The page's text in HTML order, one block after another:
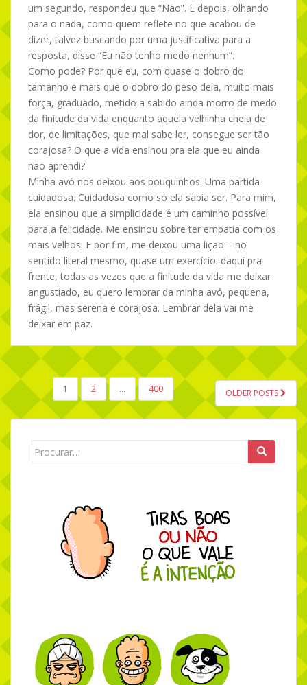
um segundo, respondeu que “Não”. E depois, olhando
para o nada, como quem reflete no que acabou de
dizer, talvez buscando por uma justificativa para a
resposta, disse “Eu não tenho medo nenhum”.
Como pode? Por que eu, com quase o dobro do
tamanho e mais que o dobro do peso dela, muito mais
força, graduado, metido a sabido ainda morro de medo
da finitude da vida enquanto aquela velhinha cheia de
dor, de limitações, que mal sabe ler, consegue ser tão
corajosa? O que a vida ensinou pra ela que eu ainda
não aprendi?
Minha avó nos deixou aos pouquinhos. Uma partida
cuidadosa. Cuidadosa como só ela sabia ser. Para mim,
ela ensinou que a simplicidade é um caminho possível
para a felicidade. Me ensinou sobre ter empatia com os
mais velhos. E por fim, me deixou uma lição – no
sentido literal mesmo, quase um exercício: daqui pra
frente, todas as vezes que a finitude da vida me deixar
angustiado, eu quero lembrar da minha avó, pequena,
frágil, mas serena e corajosa. Lembrar dela vai me
deixar em paz.
NAVEGAÇÃO POR POSTS
1 2 … 400 OLDER POSTS
Search for: